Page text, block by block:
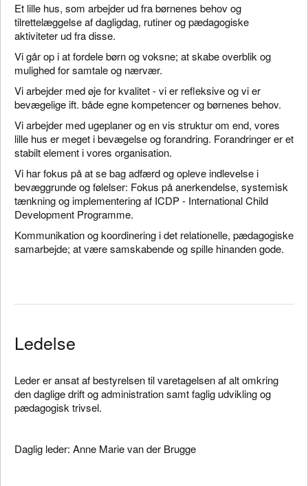
Et lille hus, som arbejder ud fra børnenes behov og
tilrettelæggelse af dagligdag, rutiner og pædagogiske
aktiviteter ud fra disse.
Vi går op i at fordele børn og voksne; at skabe overblik og
mulighed for samtale og nærvær.
Vi arbejder med øje for kvalitet - vi er refleksive og vi er
bevægelige ift. både egne kompetencer og børnenes behov.
Vi arbejder med ugeplaner og en vis struktur om end, vores
lille hus er meget i bevægelse og forandring. Forandringer er et
stabilt element i vores organisation.
Vi har fokus på at se bag adfærd og opleve indlevelse i
bevæggrunde og følelser: Fokus på anerkendelse, systemisk
tænkning og implementering af ICDP - International Child
Development Programme.
Kommunikation og koordinering i det relationelle, pædagogiske
samarbejde; at være samskabende og spille hinanden gode.
Ledelse
Leder er ansat af bestyrelsen til varetagelsen af alt omkring
den daglige drift og administration samt faglig udvikling og
pædagogisk trivsel.
Daglig leder: Anne Marie van der Brugge